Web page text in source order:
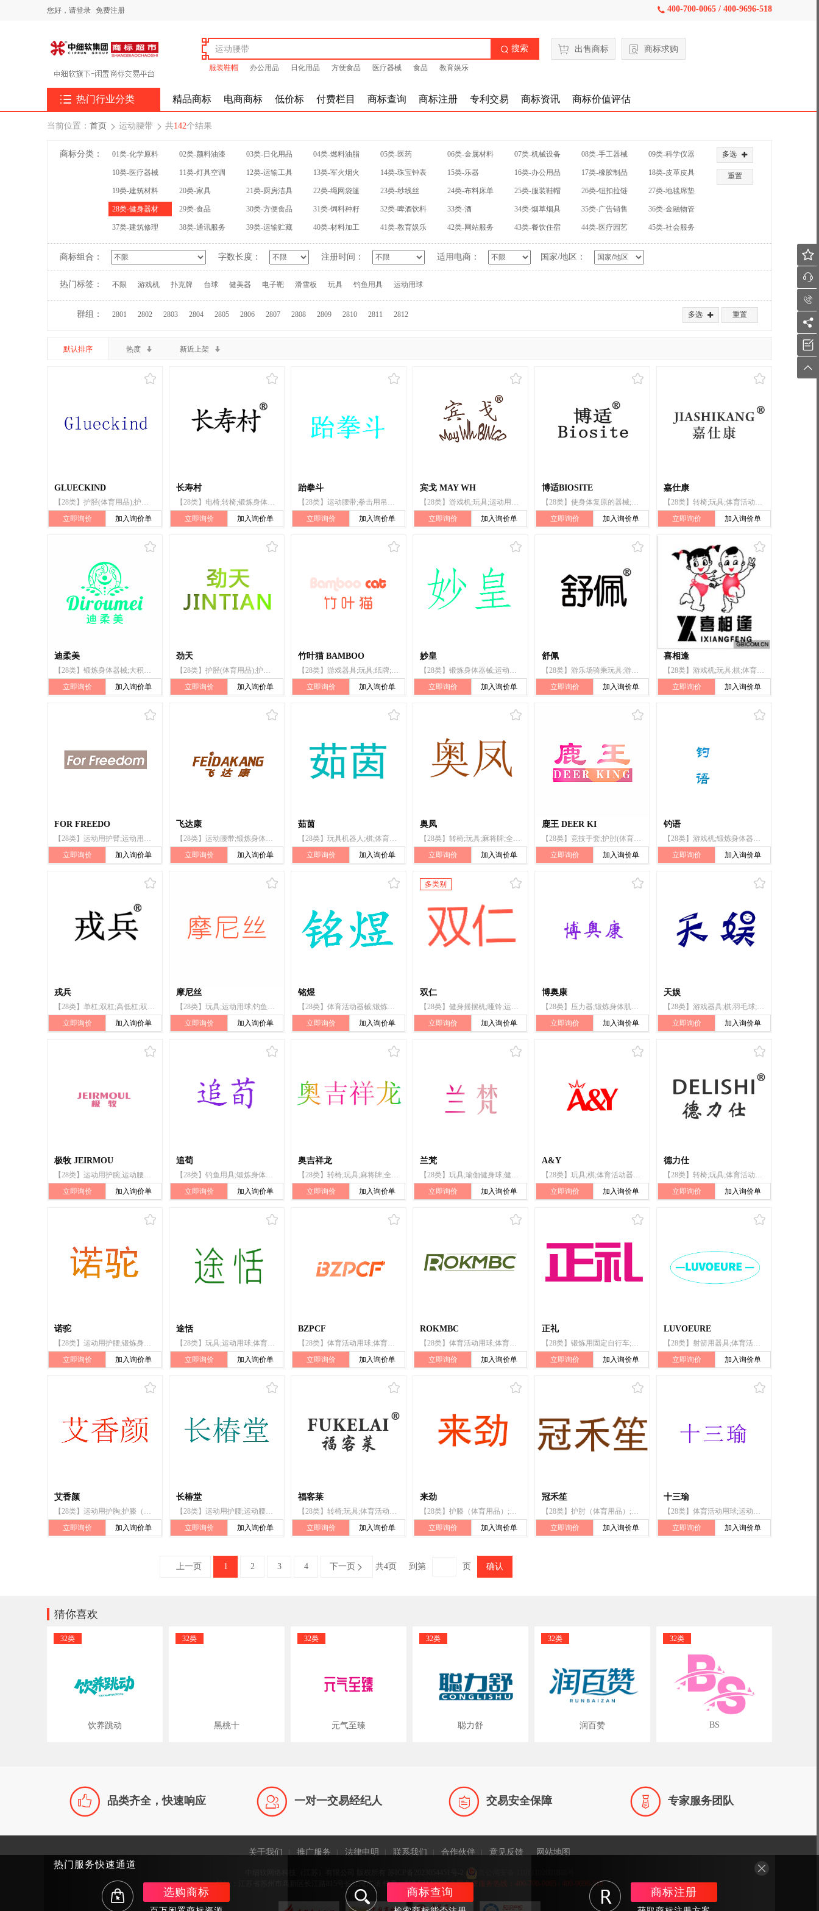
您好， 请登录 免费注册  400-700-0065 / 400-9696-518
 搜索
服装鞋帽 办公用品 日化用品 方便食品 医疗器械 食品 教育娱乐
出售商标 商标求购
 热门行业分类 精品商标 电商商标 低价标 付费栏目 商标查询 商标注册 专利交易 商标资讯 商标价值评估
当前位置： 首页  运动腰带  共142个结果
多选 
重置
商标分类： 01类-化学原料 02类-颜料油漆 03类-日化用品 04类-燃料油脂 05类-医药 06类-金属材料 07类-机械设备 08类-手工器械 09类-科学仪器
10类-医疗器械 11类-灯具空调 12类-运输工具 13类-军火烟火 14类-珠宝钟表 15类-乐器 16类-办公用品 17类-橡胶制品 18类-皮革皮具
19类-建筑材料 20类-家具 21类-厨房洁具 22类-绳网袋篷 23类-纱线丝 24类-布料床单 25类-服装鞋帽 26类-钮扣拉链 27类-地毯席垫
28类-健身器材 29类-食品 30类-方便食品 31类-饲料种籽 32类-啤酒饮料 33类-酒 34类-烟草烟具 35类-广告销售 36类-金融物管
37类-建筑修理 38类-通讯服务 39类-运输贮藏 40类-材料加工 41类-教育娱乐 42类-网站服务 43类-餐饮住宿 44类-医疗园艺 45类-社会服务
商标组合： 字数长度： 注册时间： 适用电商： 国家/地区：
热门标签： 不限 游戏机 扑克牌 台球 健美器 电子靶 滑雪板 玩具 钓鱼用具 运动用球
多选  重置
群组： 2801 2802 2803 2804 2805 2806 2807 2808 2809 2810 2811 2812
默认排序 热度 新近上架
GLUECKIND
【28类】护胫(体育用品);护肘(体育用品);运动腰带;积木(玩具)
立即询价
加入询价单
长寿村
【28类】电椅;转椅;锻炼身体器械;健身球;健身床;运动腰带;护腕;护胸
立即询价
加入询价单
跆拳斗
【28类】运动腰带;拳击用吊袋;运动负重用沙袋;纸牌;棋;游戏器具;保护垫（运动服部件）;玩具;智能玩具;游戏机
立即询价
加入询价单
宾戈 MAY WH
【28类】游戏机;玩具;运动用球;运动腰带;人造钓鱼饵;钓鱼竿;钓鱼用抄网;钓鱼钩;钓鱼用具;钓鱼线
立即询价
加入询价单
博适BIOSITE
【28类】使身体复原的器械;护肘（体育用品）;护腰;护膝（体育用品）;护臂;运动腰带;护腕;护胸;护肚;护腿
立即询价
加入询价单
嘉仕康
【28类】转椅;玩具;体育活动用球;锻炼身体器械;健身床;体操器械;保护垫（运动服部件）;护腰;运动腰带;护身
立即询价
加入询价单
迪柔美
【28类】锻炼身体器械;大积木;射箭用器具;运动腰带;瑜伽球;瑜伽砖;体育活动器械;玩具;瑜伽带;健身球
立即询价
加入询价单
劲天
【28类】护胫(体育用品);护肘(体育用品);护膝(体育用品);护腰;护腿;运动腰带;护胸;护身;护腕
立即询价
加入询价单
竹叶猫 BAMBOO
【28类】游戏器具;玩具;纸牌;体育活动用球;锻炼身体器械;体育活动器械;护腰;运动腰带;护腕;钓鱼用具
立即询价
加入询价单
妙皇
【28类】锻炼身体器械;运动腰带;圣诞树用小铃;钓鱼用具;体育活动器械;玩具;棋;运动用球;握力器;拉力器
立即询价
加入询价单
舒佩
【28类】游乐场骑乘玩具;游戏机;玩具娃娃;玩具;长毛绒玩具;体育活动器械;护腰;运动腰带;护身;护腕
立即询价
加入询价单
喜相逢
【28类】游戏机;玩具;棋;体育活动用球;运动用拍;锻炼身体器械;体育活动器械;溜冰鞋;钓鱼用具;运动腰带
立即询价
加入询价单
FOR FREEDO
【28类】运动用护臂;运动用护腿;运动用护腕;瑜伽健身球;哑铃;跳绳;运动用吸汗带;瑜伽带;瑜伽砖;运动腰带
立即询价
加入询价单
飞达康
【28类】运动腰带;锻炼身体器械;游戏器具;玩具;钓鱼用具;运动用球;运动用护腕;轮滑鞋;棋;体育活动器械
立即询价
加入询价单
茹茵
【28类】玩具机器人;棋;体育活动用球;运动腰带;体育活动器械;健美器;智能玩具;钓鱼用具;游戏器具;游戏机
立即询价
加入询价单
奥凤
【28类】转椅;玩具;麻将牌;全自动麻将桌（机）;投币启动式台球桌;健身床;靶;体育活动器械;运动腰带;钓鱼用具
立即询价
加入询价单
鹿王 DEER KI
【28类】竞技手套;护肘(体育用品);护膝(运动用品);护腰;护掌;护腿;护臂;运动腰带;护胸;护腕
立即询价
加入询价单
钓语
【28类】游戏机;锻炼身体器械;体育活动器械;游戏器具;扑克牌;钓鱼用具;运动腰带;玩具;旱冰鞋;运动用球
立即询价
加入询价单
戎兵
【28类】单杠;双杠;高低杠;双环;沙袋;运动腰带;护胸;登山套具;蹦床;保护垫(运动服部件)
立即询价
加入询价单
摩尼丝
【28类】玩具;运动用球;钓鱼竿;体育活动器械;锻炼身体器械;游戏器具;棋;健美器;运动腰带;运动用吸汗带
立即询价
加入询价单
铭煜
【28类】体育活动器械;锻炼身体器械;玩具;运动腰带;运动用球;运动用网;登山套具;吊绳;跳跃器;钓鱼用具
立即询价
加入询价单
多类别
双仁
【28类】健身摇摆机;哑铃;运动腰带;健身球;锻炼身体器械;玩具;积木(玩具);玩具娃娃;玩具机器人;玩具手枪
立即询价
加入询价单
博奥康
【28类】压力器;锻炼身体肌肉器械;锻炼身体器械;健胸器;健美器;运动腰带;游戏机;积木(玩具);麻将牌;台球
立即询价
加入询价单
天娱
【28类】游戏器具;棋;羽毛球;锻炼身体器械;箭弓;体操器械;运动腰带;钓鱼用具;大积木;玩具
立即询价
加入询价单
极牧 JEIRMOU
【28类】运动用护腕;运动腰带;竞技手套;钓鱼用具;体育活动器械;锻炼身体器械;运动用球;棋;玩具;游戏器具
立即询价
加入询价单
追荀
【28类】钓鱼用具;锻炼身体器械;游戏器具;钓鱼钩;运动用球;滑雪板;玩具;棋;靶;运动腰带
立即询价
加入询价单
奥吉祥龙
【28类】转椅;玩具;麻将牌;全自动麻将桌（机）;投币启动式台球桌;健身床;靶;体育活动器械;运动腰带;钓鱼用具
立即询价
加入询价单
兰梵
【28类】玩具;瑜伽健身球;健身球;健胸器;拉力器;体育活动器械;瑜伽带;瑜伽砖;运动用球;运动腰带
立即询价
加入询价单
A&Y
【28类】玩具;棋;体育活动器械;塑胶跑道;球拍;游戏器具;运动用球;锻炼身体器械;钓鱼用具;运动腰带
立即询价
加入询价单
德力仕
【28类】转椅;玩具;体育活动用球;锻炼身体器械;健身床;体育活动器械;护膝（体育用品）;护腰;运动腰带;护身
立即询价
加入询价单
诺驼
【28类】运动用护腰;锻炼身体器械;护肘（体育用品）;运动腰带;保护垫（运动服部件）;运动用护腿;下体弹力护身（体育用品）;护胫（体育用品）;护膝（体育用品）;运动用护腕
立即询价
加入询价单
途恬
【28类】玩具;运动用球;体育活动器械;游泳池（娱乐用品）;圣诞树用装饰品（照明用物品和糖果除外）;扑克牌;锻炼身体器械;运动绳（跳绳、拔河绳）;运动腰带;钓鱼用具
立即询价
加入询价单
BZPCF
【28类】体育活动用球;体育活动器械;钓鱼用具;桌游器具;圣诞树用装饰品（灯、蜡烛和糖果除外）;玩具;游戏器具;游泳池（娱乐用品）;锻炼身体器械;运动腰带
立即询价
加入询价单
ROKMBC
【28类】体育活动用球;体育活动器械;钓鱼用具;桌游器具;圣诞树用装饰品（灯、蜡烛和糖果除外）;玩具;游戏器具;游泳池（娱乐用品）;锻炼身体器械;运动腰带
立即询价
加入询价单
正礼
【28类】锻炼用固定自行车;锻炼身体器械;健身摇摆机;体育活动用球;体育活动器械;运动腰带;转椅;健美器;钓鱼用具;室内游戏玩具
立即询价
加入询价单
LUVOEURE
【28类】射箭用器具;体育活动用球;玩具;钓鱼用具;冲浪板;游戏机;锻炼身体器械;圣诞树用装饰品（灯、蜡烛和糖果除外）;棋;运动腰带
立即询价
加入询价单
艾香颜
【28类】运动用护胸;护膝（体育用品）;健美器;运动腰带;体育活动器械;运动用护腰;运动用护肚;使身体复原的器械;锻炼身体器械;运动用护腿
立即询价
加入询价单
长椿堂
【28类】运动用护腰;运动腰带;锻炼身体器械;运动用护腿;运动用护臂;运动用护肚;护肘（体育用品）;护膝（体育用品）;运动用护胸;运动用护腕
立即询价
加入询价单
福客莱
【28类】转椅;玩具;体育活动用球;锻炼身体器械;健身床;体育活动器械;保护垫（运动服部件）;护腰;运动腰带;护身
立即询价
加入询价单
来劲
【28类】护膝（体育用品）;运动用护腰;运动用护臂;运动用护肚;运动腰带;运动用护胸;运动用护腕;滑板运动用护臂;跆拳道腹部保护物
立即询价
加入询价单
冠禾笙
【28类】护肘（体育用品）;护膝（体育用品）;保护垫（运动服部件）;运动用护腰;运动用护腿;运动用护臂;运动用护肚;运动腰带;运动用护胸;运动用护腕
立即询价
加入询价单
十三瑜
【28类】体育活动用球;运动用球;锻炼身体器械;健身球;瑜伽带;瑜伽砖;保护垫（运动服部件）;运动腰带;钓鱼用具;玩具
立即询价
加入询价单
上一页 1 2 3 4 下一页  共4页 到第 页 确认
猜你喜欢
32类
饮养跳动
32类
黑桃十
32类
元气至臻
32类
聪力舒
32类
润百赞
32类
BS
 品类齐全，快速响应  一对一交易经纪人  交易安全保障  专家服务团队
热门服务快速通道
选购商标 商标查询 商标注册
关于我们 推广服务 法律申明 联系我们 合作伙伴 意见反馈 网站地图
地址：江苏省苏州市高新区长江路815号长江湾广场 传真：010-58143981全国免费服务热线：400-700-0065 / 400-9696-518





